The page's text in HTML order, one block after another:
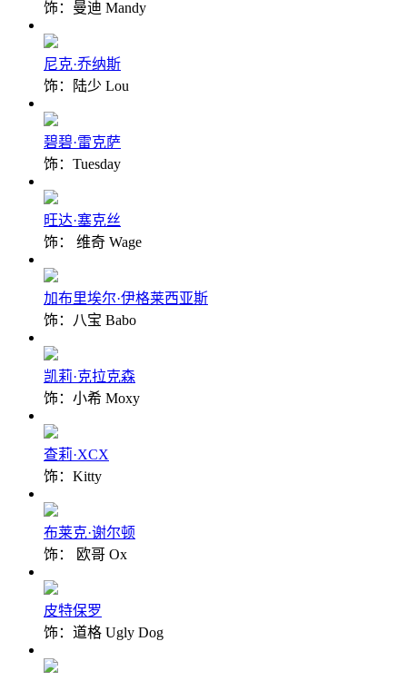
饰：曼迪 Mandy
尼克·乔纳斯
饰：陆少 Lou
碧碧·雷克萨
饰：Tuesday
旺达·塞克丝
饰： 维奇 Wage
加布里埃尔·伊格莱西亚斯
饰：八宝 Babo
凯莉·克拉克森
饰：小希 Moxy
查莉·XCX
饰：Kitty
布莱克·谢尔顿
饰： 欧哥 Ox
皮特保罗
饰：道格 Ugly Dog